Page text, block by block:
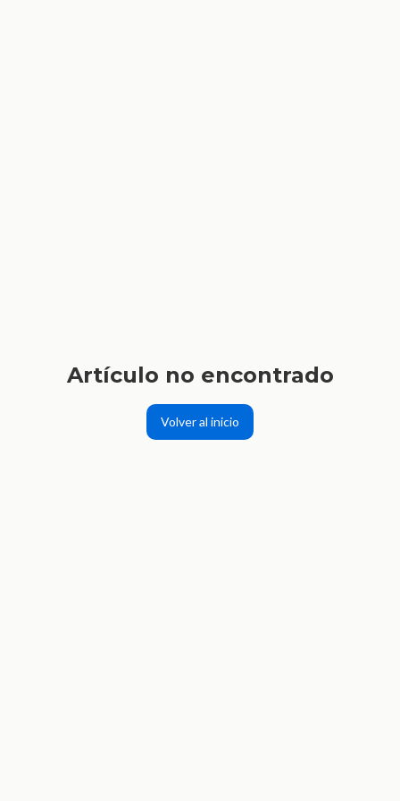
Artículo no encontrado
Volver al inicio